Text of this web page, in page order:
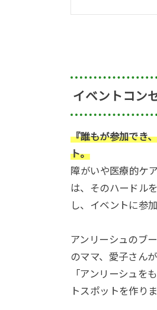
イベントコン
『誰もが参加でき
ト。
障がいや医療的ケ
は、そのハードル
し、イベントに参
アンリーシュのブ
のママ、愛子さん
「アンリーシュを
トスポットを作り